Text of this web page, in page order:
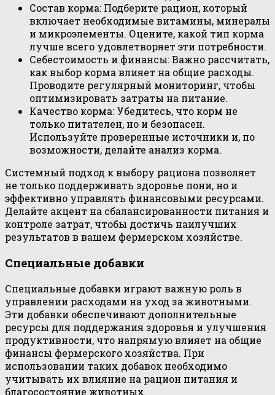
Состав корма: Подберите рацион, который
включает необходимые витамины, минералы
и микроэлементы. Оцените, какой тип корма
лучше всего удовлетворяет эти потребности.
Себестоимость и финансы: Важно рассчитать,
как выбор корма влияет на общие расходы.
Проводите регулярный мониторинг, чтобы
оптимизировать затраты на питание.
Качество корма: Убедитесь, что корм не
только питателен, но и безопасен.
Используйте проверенные источники и, по
возможности, делайте анализ корма.
Системный подход к выбору рациона позволяет
не только поддерживать здоровье пони, но и
эффективно управлять финансовыми ресурсами.
Делайте акцент на сбалансированности питания и
контроле затрат, чтобы достичь наилучших
результатов в вашем фермерском хозяйстве.
Специальные добавки
Специальные добавки играют важную роль в
управлении расходами на уход за животными.
Эти добавки обеспечивают дополнительные
ресурсы для поддержания здоровья и улучшения
продуктивности, что напрямую влияет на общие
финансы фермерского хозяйства. При
использовании таких добавок необходимо
учитывать их влияние на рацион питания и
благосостояние животных.